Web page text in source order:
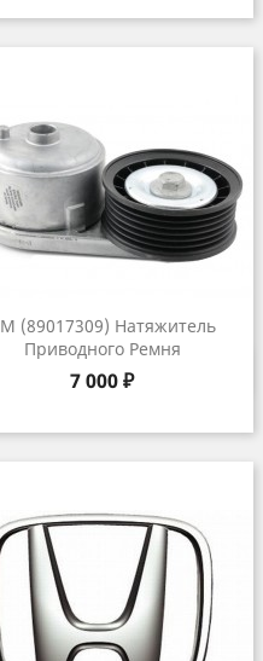
(89017309) Натяжитель
Приводного Ремня
Цена
7 000 ₽
Быстрый просмотр